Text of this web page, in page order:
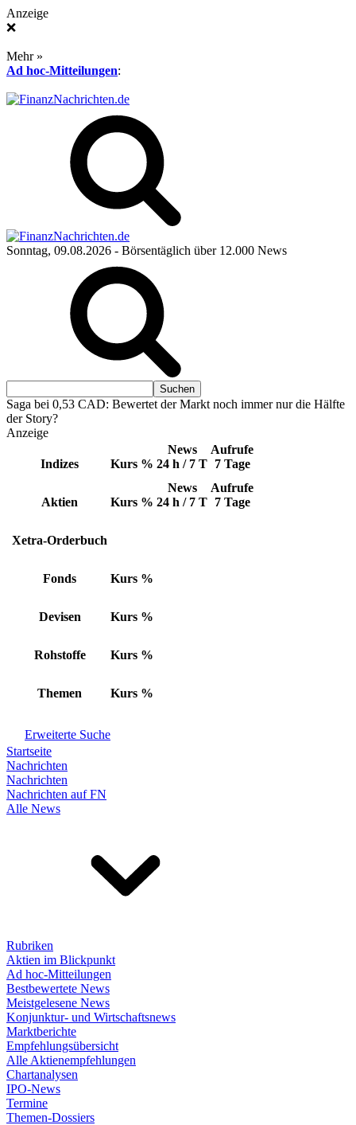
Anzeige
❌
Mehr »
Ad hoc-Mitteilungen:
Sonntag, 09.08.2026 - Börsentäglich über 12.000 News
Saga bei 0,53 CAD: Bewertet der Markt noch immer nur die Hälfte
der Story?
Anzeige
Indizes Kurs %
News
24 h / 7 T
Aufrufe
7 Tage
Aktien Kurs %
News
24 h / 7 T
Aufrufe
7 Tage
Xetra-Orderbuch
Fonds Kurs %
Devisen Kurs %
Rohstoffe Kurs %
Themen Kurs %
Erweiterte Suche
Startseite
Nachrichten
Nachrichten
Nachrichten auf FN
Alle News
Rubriken
Aktien im Blickpunkt
Ad hoc-Mitteilungen
Bestbewertete News
Meistgelesene News
Konjunktur- und Wirtschaftsnews
Marktberichte
Empfehlungsübersicht
Alle Aktienempfehlungen
Chartanalysen
IPO-News
Termine
Themen-Dossiers